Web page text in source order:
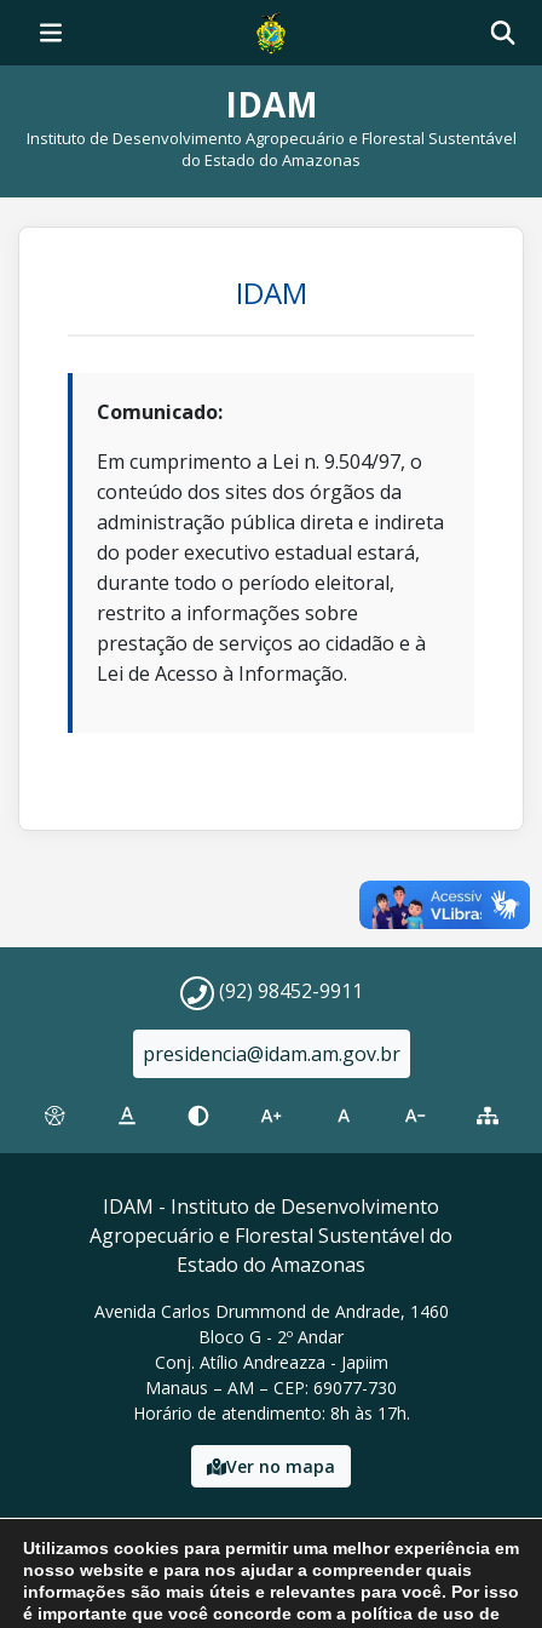
IDAM
Instituto de Desenvolvimento Agropecuário e Florestal Sustentável
do Estado do Amazonas
IDAM
Comunicado:
Em cumprimento a Lei n. 9.504/97, o
conteúdo dos sites dos órgãos da
administração pública direta e indireta
do poder executivo estadual estará,
durante todo o período eleitoral,
restrito a informações sobre
prestação de serviços ao cidadão e à
Lei de Acesso à Informação.
(92) 98452-9911
presidencia@idam.am.gov.br
IDAM - Instituto de Desenvolvimento
Agropecuário e Florestal Sustentável do
Estado do Amazonas
Avenida Carlos Drummond de Andrade, 1460
Bloco G - 2º Andar
Conj. Atílio Andreazza - Japiim
Manaus – AM – CEP: 69077-730
Horário de atendimento: 8h às 17h.
Ver no mapa
Email: presidencia@idam.am.gov.br
Tel: (92) 98452-9911
Utilizamos cookies para permitir uma melhor experiência em
nosso website e para nos ajudar a compreender quais
informações são mais úteis e relevantes para você. Por isso
é importante que você concorde com a política de uso de